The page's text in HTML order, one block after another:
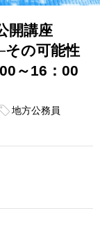
公開講座
その可能性
～16：00
地方公務員